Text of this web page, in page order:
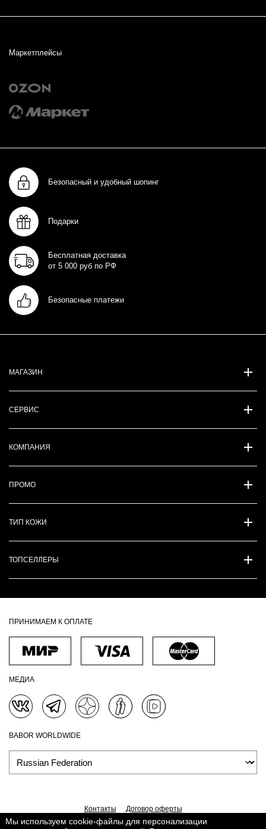
Маркетплейсы
Безопасный и удобный шопинг
Подарки
Бесплатная доставка
от 5 000 руб по РФ
Безопасные платежи
МАГАЗИН
СЕРВИС
КОМПАНИЯ
ПРОМО
ТИП КОЖИ
ТОПСЕЛЛЕРЫ
ПРИНИМАЕМ К ОПЛАТЕ
МЕДИА
BABOR WORLDWIDE
Контакты
Договор оферты
Политика обработки персональных данных
Доставка
Мы используем cookie-файлы для персонализации